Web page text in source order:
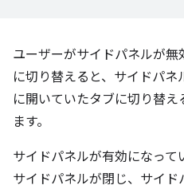
ユーザーがサイドパネルが
に切り替えると、サイドパ
に開いていたタブに切り替
ます。
サイドパネルが有効になって
サイドパネルが閉じ、サイ